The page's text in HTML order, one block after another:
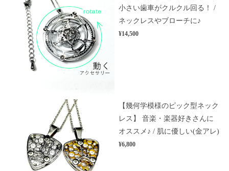
小さい歯車がクルクル回る！ /
ネックレスやブローチに♪
¥14,500
【幾何学模様のピック型ネック
レス】 音楽・楽器好きさんに
オススメ♪ / 肌に優しい(金アレ)
¥6,800